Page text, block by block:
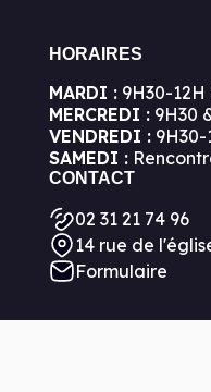
HORAIRES
MARDI :9H30-12H
MERCREDI :9H30
VENDREDI :9H30-
SAMEDI :
CONTACT
02 31 21 74 96
14 rue de
Formulaire